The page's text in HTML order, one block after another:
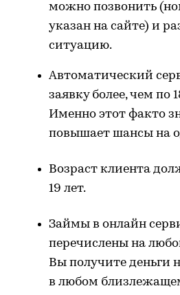
можно позвонить
указан на сайте) и
ситуацию.
Автоматический
заявку более, чем по
Именно этот факто
повышает шансы на
Возраст клиента
19 лет.
Займы в онлайн
перечислены на
Вы получите деньги
в любом